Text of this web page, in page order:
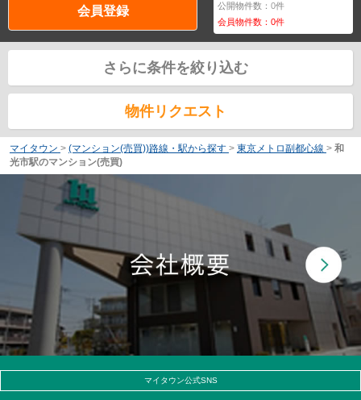
会員登録 公開物件数：0件
会員物件数：0件
さらに条件を絞り込む
物件リクエスト
マイタウン > (マンション(売買))路線・駅から探す > 東京メトロ副都心線 > 和
光市駅のマンション(売買)
マイタウン公式SNS